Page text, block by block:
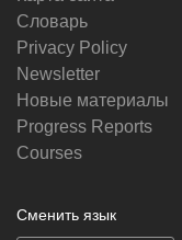
Словарь
Privacy Policy
Newsletter
Новые материалы
Progress Reports
Courses
Сменить язык